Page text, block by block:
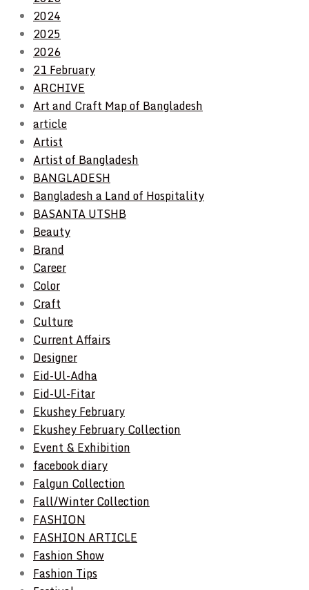
2024
2025
2026
21 February
ARCHIVE
Art and Craft Map of Bangladesh
article
Artist
Artist of Bangladesh
BANGLADESH
Bangladesh a Land of Hospitality
BASANTA UTSHB
Beauty
Brand
Career
Color
Craft
Culture
Current Affairs
Designer
Eid-Ul-Adha
Eid-Ul-Fitar
Ekushey February
Ekushey February Collection
Event & Exhibition
facebook diary
Falgun Collection
Fall/Winter Collection
FASHION
FASHION ARTICLE
Fashion Show
Fashion Tips